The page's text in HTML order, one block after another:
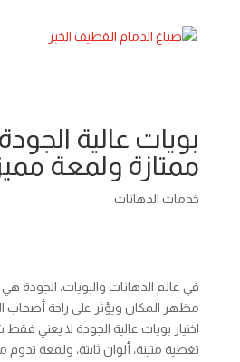
بويات عالية
ممتازة ولمعة
خدمات الدهانات
في عالم الدهانات والبويات، الجودة
مظهر المكان ويؤثر على راحة أصحاب
اختيار بويات عالية الجودة لا يعني
تغطية متينة، ألوان ثابتة، ولمعة